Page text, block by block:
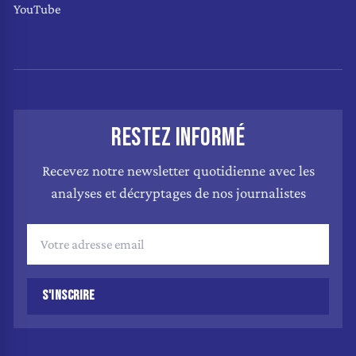
YouTube
RESTEZ INFORMÉ
Recevez notre newsletter quotidienne avec les
analyses et décryptages de nos journalistes
S'INSCRIRE